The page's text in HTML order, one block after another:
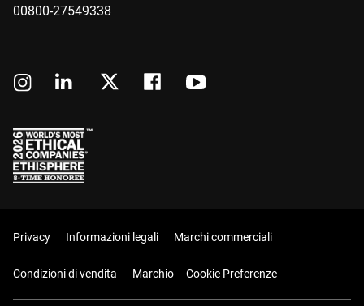
00800-27549338
Privacy Informazioni legali Marchi commerciali
Condizioni di vendita Marchio Cookie Preferenze